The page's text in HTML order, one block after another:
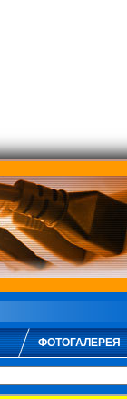
ФОТОГАЛЕРЕЯ